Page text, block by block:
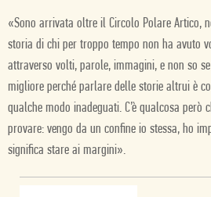
«Sono arrivata oltre il Circolo Polare Artico,
storia di chi per troppo tempo non ha avuto
attraverso volti, parole, immagini, e non so
migliore perché parlare delle storie altrui è
qualche modo inadeguati. C’è qualcosa però
provare: vengo da un confine io stessa, ho
significa stare ai margini».